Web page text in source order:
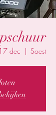
dec
  |
Soest